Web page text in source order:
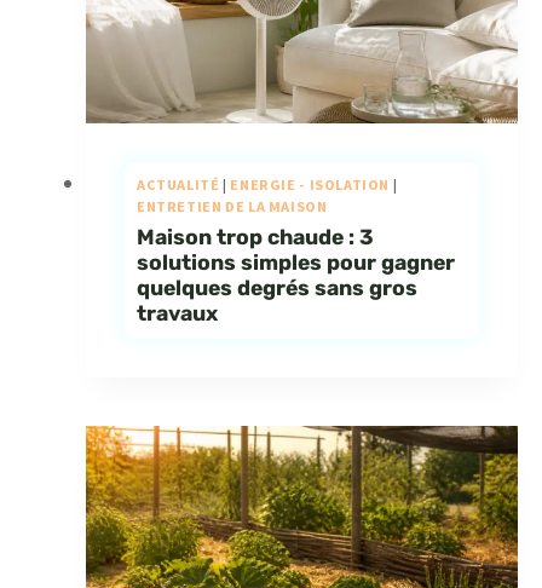
ACTUALITÉ | ENERGIE - ISOLATION |
ENTRETIEN DE LA MAISON
Maison trop chaude : 3
solutions simples pour gagner
quelques degrés sans gros
travaux